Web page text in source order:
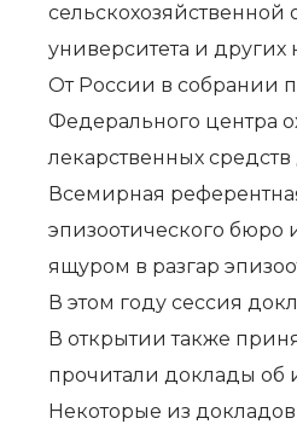
университета и других
От России в собрании
Федерального центра
лекарственных
Всемирная
эпизоотического бюро
ящуром в разгар
В этом году сессия
В открытии также
прочитали доклады об
Некоторые из